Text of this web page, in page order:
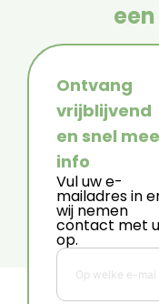
Ontvang
vrijblijvend
en snel
info
Vul uw e-
mailadres in
wij nemen
contact met u
op.